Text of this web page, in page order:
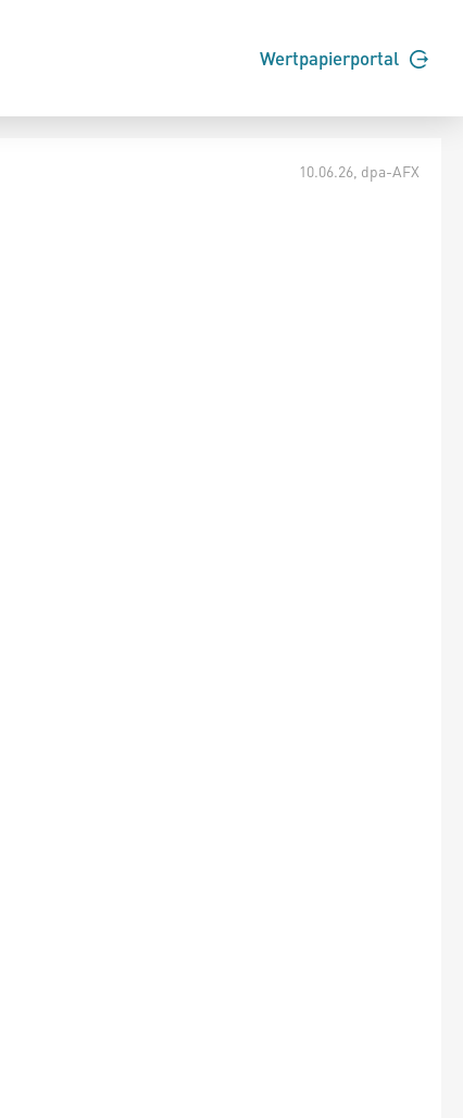
Wertpapierportal
10.06.26 , dpa-AFX